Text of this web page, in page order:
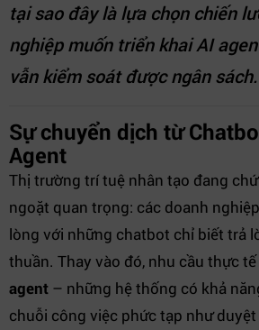
tại sao đây là lựa chọn chiến
nghiệp muốn triển khai AI
vẫn kiểm soát được ngân sách.
Sự chuyển dịch từ
Agent
Thị trường trí tuệ nhân tạo đang
ngoặt quan trọng: các doanh
lòng với những chatbot chỉ biết trả
thuần. Thay vào đó, nhu cầu thực
agent – những hệ thống có khả
chuỗi công việc phức tạp như duyệt